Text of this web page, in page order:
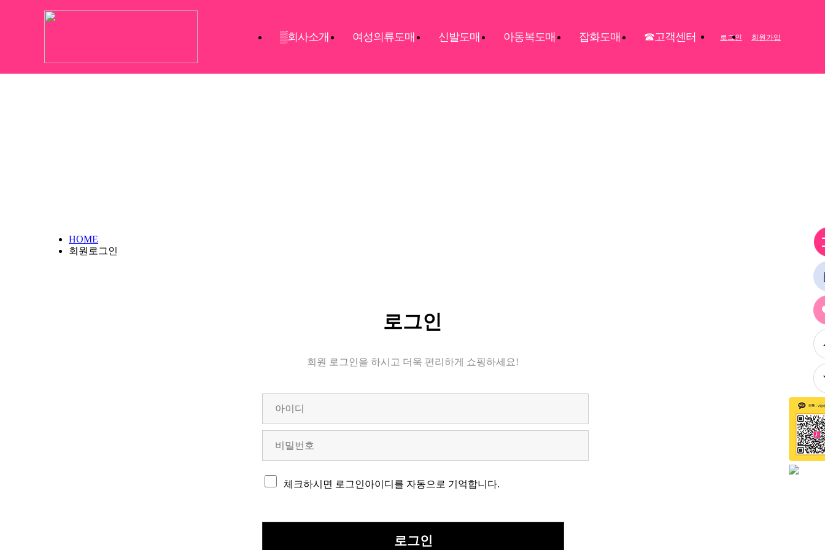
▒회사소개 여성의류도매 신발도매 아동복도매 잡화도매 ☎고객센터 로그인 회원가입
HOME
회원로그인
로그인
회원 로그인을 하시고 더욱 편리하게 쇼핑하세요!
체크하시면 로그인아이디를 자동으로 기억합니다.
로그인